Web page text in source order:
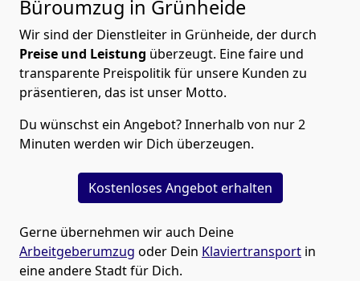
Büroumzug in Grünheide
Wir sind der Dienstleiter in Grünheide, der durch
Preise und Leistung überzeugt. Eine faire und
transparente Preispolitik für unsere Kunden zu
präsentieren, das ist unser Motto.
Du wünschst ein Angebot? Innerhalb von nur 2
Minuten werden wir Dich überzeugen.
Kostenloses Angebot erhalten
Gerne übernehmen wir auch Deine
Arbeitgeberumzug oder Dein Klaviertransport in
eine andere Stadt für Dich.